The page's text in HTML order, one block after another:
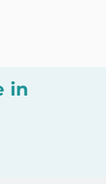
in